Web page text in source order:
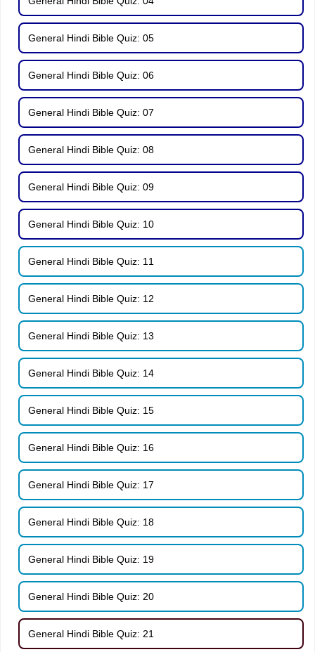
General Hindi Bible Quiz: 05
General Hindi Bible Quiz: 06
General Hindi Bible Quiz: 07
General Hindi Bible Quiz: 08
General Hindi Bible Quiz: 09
General Hindi Bible Quiz: 10
General Hindi Bible Quiz: 11
General Hindi Bible Quiz: 12
General Hindi Bible Quiz: 13
General Hindi Bible Quiz: 14
General Hindi Bible Quiz: 15
General Hindi Bible Quiz: 16
General Hindi Bible Quiz: 17
General Hindi Bible Quiz: 18
General Hindi Bible Quiz: 19
General Hindi Bible Quiz: 20
General Hindi Bible Quiz: 21